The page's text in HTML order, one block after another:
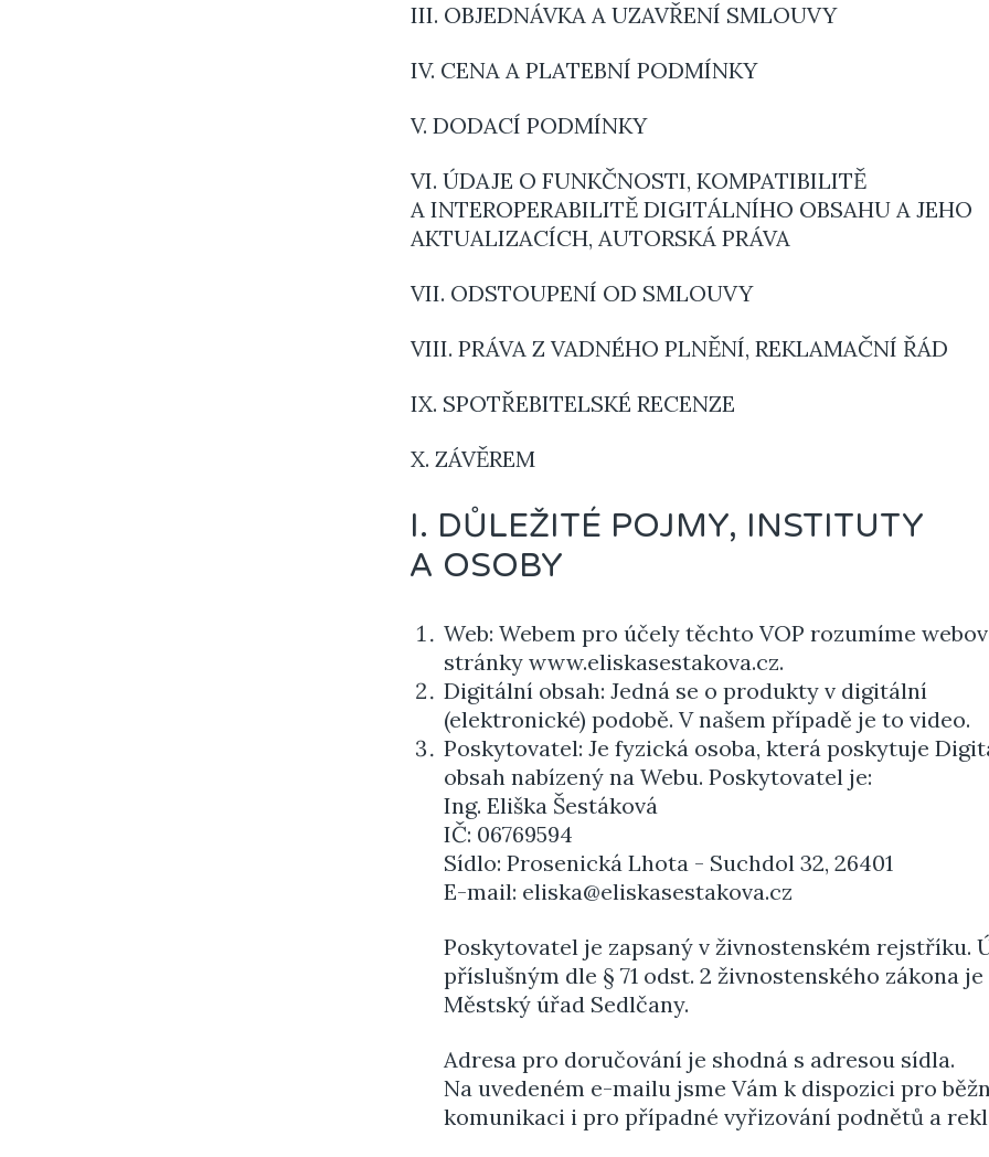
III. OBJEDNÁVKA A UZAVŘENÍ SMLOUVY
IV. CENA A PLATEBNÍ PODMÍNKY
V. DODACÍ PODMÍNKY
VI. ÚDAJE O FUNKČNOSTI, KOMPATIBILITĚ
A INTEROPERABILITĚ DIGITÁLNÍHO OBSAHU A JEHO
AKTUALIZACÍCH, AUTORSKÁ PRÁVA
VII. ODSTOUPENÍ OD SMLOUVY
VIII. PRÁVA Z VADNÉHO PLNĚNÍ, REKLAMAČNÍ ŘÁD
IX. SPOTŘEBITELSKÉ RECENZE
X. ZÁVĚREM
I. DŮLEŽITÉ POJMY, INSTITUTY
A OSOBY
Web: Webem pro účely těchto VOP rozumíme
stránky www.eliskasestakova.cz.
Digitální obsah: Jedná se o produkty v digitální
(elektronické) podobě. V našem případě je to video.
Poskytovatel: Je fyzická osoba, která poskytuje
obsah nabízený na Webu. Poskytovatel je:
Ing. Eliška Šestáková
IČ:​​​​ 06769594
Sídlo:​​​ Prosenická Lhota - Suchdol 32, 26401
E-mail:​​​ eliska@eliskasestakova.cz
Poskytovatel je zapsaný v živnostenském rejstříku.
příslušným dle § 71 odst. 2 živnostenského zákona je
Městský úřad Sedlčany.
Adresa pro doručování je shodná s adresou sídla.
Na uvedeném e-mailu jsme Vám k dispozici pro
komunikaci i pro případné vyřizování podnětů a